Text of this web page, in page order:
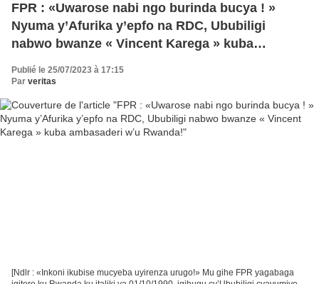
FPR : «Uwarose nabi ngo burinda bucya ! »
Nyuma y’Afurika y’epfo na RDC, Ububiligi
nabwo bwanze « Vincent Karega » kuba
ambasaderi w’u Rwanda!
Publié le 25/07/2023 à 17:15
Par veritas
[Ndlr : «Inkoni ikubise mucyeba uyirenza urugo!» Mu gihe FPR yagabaga